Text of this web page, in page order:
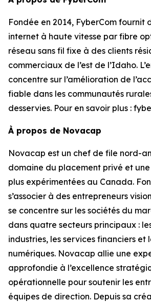
Fondée en 2014, FyberCom fournit
internet à haute vitesse par fibre
réseau sans fil fixe à des clients
commerciaux de l’est de l’Idaho.
concentre sur l’amélioration de
fiable dans les communautés
desservies. Pour en savoir plus :
À propos de Novacap
Novacap est un chef de file nord-
domaine du placement privé et une
plus expérimentées au Canada.
s’associer à des entrepreneurs
se concentre sur les sociétés du
dans quatre secteurs principaux :
industries, les services financiers et
numériques. Novacap allie une
approfondie à l’excellence
opérationnelle pour soutenir les
équipes de direction. Depuis sa